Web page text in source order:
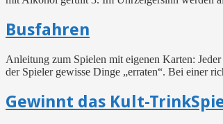
Busfahren
Anleitung zum Spielen mit eigenen Karten:
der Spieler gewisse Dinge „erraten“. Bei einer
Gewinnt das Kult-